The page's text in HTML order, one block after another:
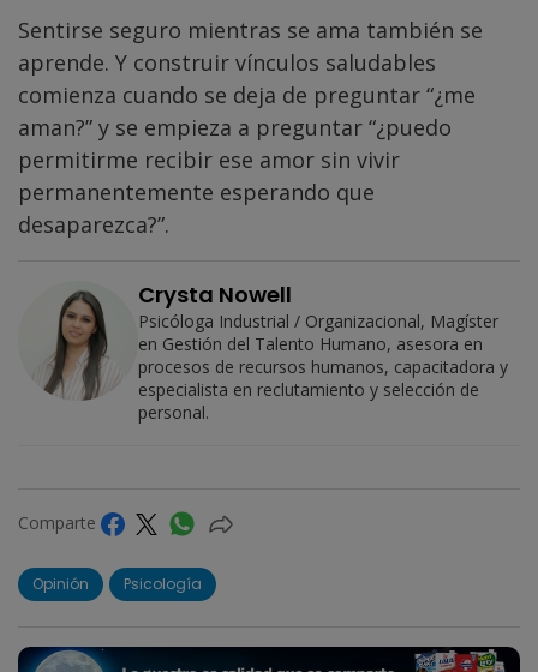
Sentirse seguro mientras se ama también se
aprende. Y construir vínculos saludables
comienza cuando se deja de preguntar “¿me
aman?” y se empieza a preguntar “¿puedo
permitirme recibir ese amor sin vivir
permanentemente esperando que
desaparezca?”.
Crysta Nowell
Psicóloga Industrial / Organizacional, Magíster
en Gestión del Talento Humano, asesora en
procesos de recursos humanos, capacitadora y
especialista en reclutamiento y selección de
personal.
Comparte
Opinión Psicología